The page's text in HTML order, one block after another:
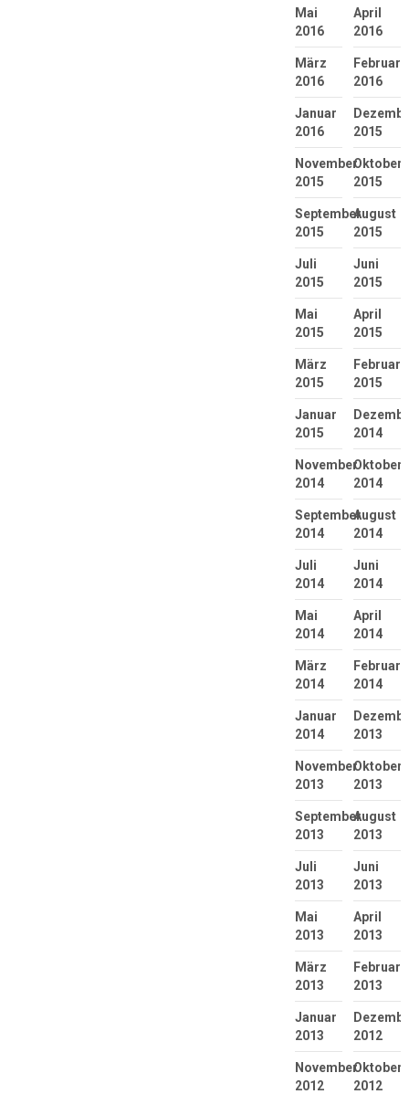
Mai
2016
April
2016
März
2016
Februar
2016
Januar
2016
2015
November
2015
Oktober
2015
September
2015
August
2015
Juli
2015
Juni
2015
Mai
2015
April
2015
März
2015
Februar
2015
Januar
2015
2014
November
2014
Oktober
2014
September
2014
August
2014
Juli
2014
Juni
2014
Mai
2014
April
2014
März
2014
Februar
2014
Januar
2014
2013
November
2013
Oktober
2013
September
2013
August
2013
Juli
2013
Juni
2013
Mai
2013
April
2013
März
2013
Februar
2013
Januar
2013
2012
November
2012
Oktober
2012